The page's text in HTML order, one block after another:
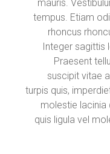
mauris.
tempus. Etiam
rhoncus
Integer sagittis
Praesent
suscipit vitae
turpis quis,
molestie lacinia
quis ligula vel